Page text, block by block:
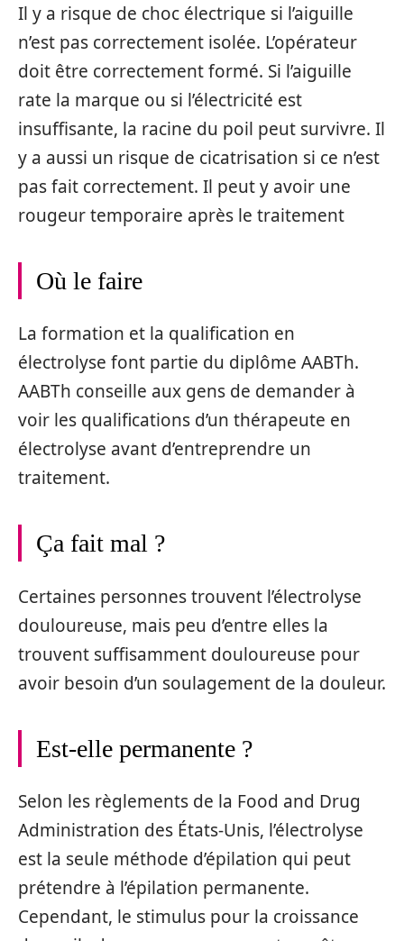
Il y a risque de choc électrique si l’aiguille
n’est pas correctement isolée. L’opérateur
doit être correctement formé. Si l’aiguille
rate la marque ou si l’électricité est
insuffisante, la racine du poil peut survivre. Il
y a aussi un risque de cicatrisation si ce n’est
pas fait correctement. Il peut y avoir une
rougeur temporaire après le traitement
Où le faire
La formation et la qualification en
électrolyse font partie du diplôme AABTh.
AABTh conseille aux gens de demander à
voir les qualifications d’un thérapeute en
électrolyse avant d’entreprendre un
traitement.
Ça fait mal ?
Certaines personnes trouvent l’électrolyse
douloureuse, mais peu d’entre elles la
trouvent suffisamment douloureuse pour
avoir besoin d’un soulagement de la douleur.
Est-elle permanente ?
Selon les règlements de la Food and Drug
Administration des États-Unis, l’électrolyse
est la seule méthode d’épilation qui peut
prétendre à l’épilation permanente.
Cependant, le stimulus pour la croissance